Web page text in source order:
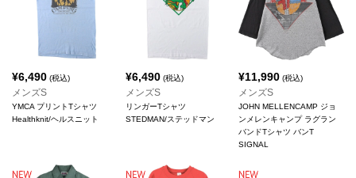
¥6,490 (税込)
メンズS
YMCA プリントTシャツ
Healthknit/ヘルスニット
¥6,490(税込)
メンズS
リンガーTシャツ
STEDMAN/ステッドマン
¥11,990 (税込)
メンズS
JOHN MELLENCAMP ジョ
ンメレンキャンプ ラグラン
バンドTシャツ バンT
SIGNAL